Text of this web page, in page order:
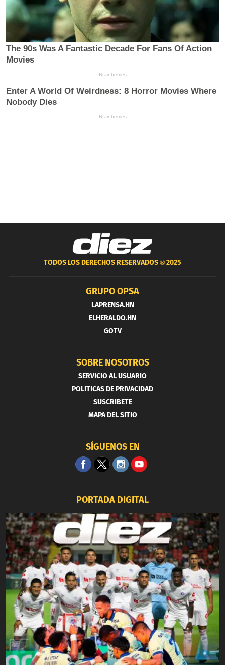
TODOS LOS DERECHOS RESERVADOS ®2025
GRUPO OPSA
LAPRENSA.HN
ELHERALDO.HN
GOTV
SOBRE NOSOTROS
SERVICIO AL USUARIO
POLITICAS DE PRIVACIDAD
SUSCRIBETE
MAPA DEL SITIO
SÍGUENOS EN
PORTADA DIGITAL